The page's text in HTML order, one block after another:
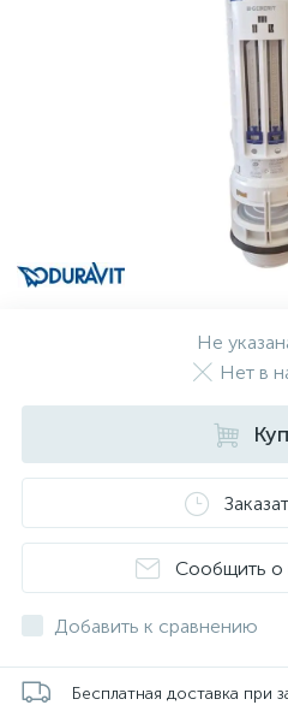
Не
Нет в
Сообщить о
Добавить к сравнению
Бесплатная доставка при